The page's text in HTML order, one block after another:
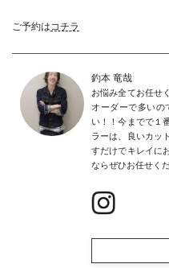
ご予約は コチラ
釣本 竜哉
お悩み全てお任せ
オーダーで多いの
い！！今までで１
ラーは、良いカッ
すだけでキレイに
ならぜひお任せく